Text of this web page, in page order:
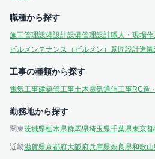
職種から探す
施工管理設備設計設備管理設計職人・現場作
ビルメンテナンス（ビルメン） 意匠設計造園
工事の種類から探す
電気工事建築管工事土木電気通信工事RC造
勤務地から探す
関東茨城県栃木県群馬県埼玉県千葉県東京都
近畿滋賀県京都府大阪府兵庫県奈良県和歌山